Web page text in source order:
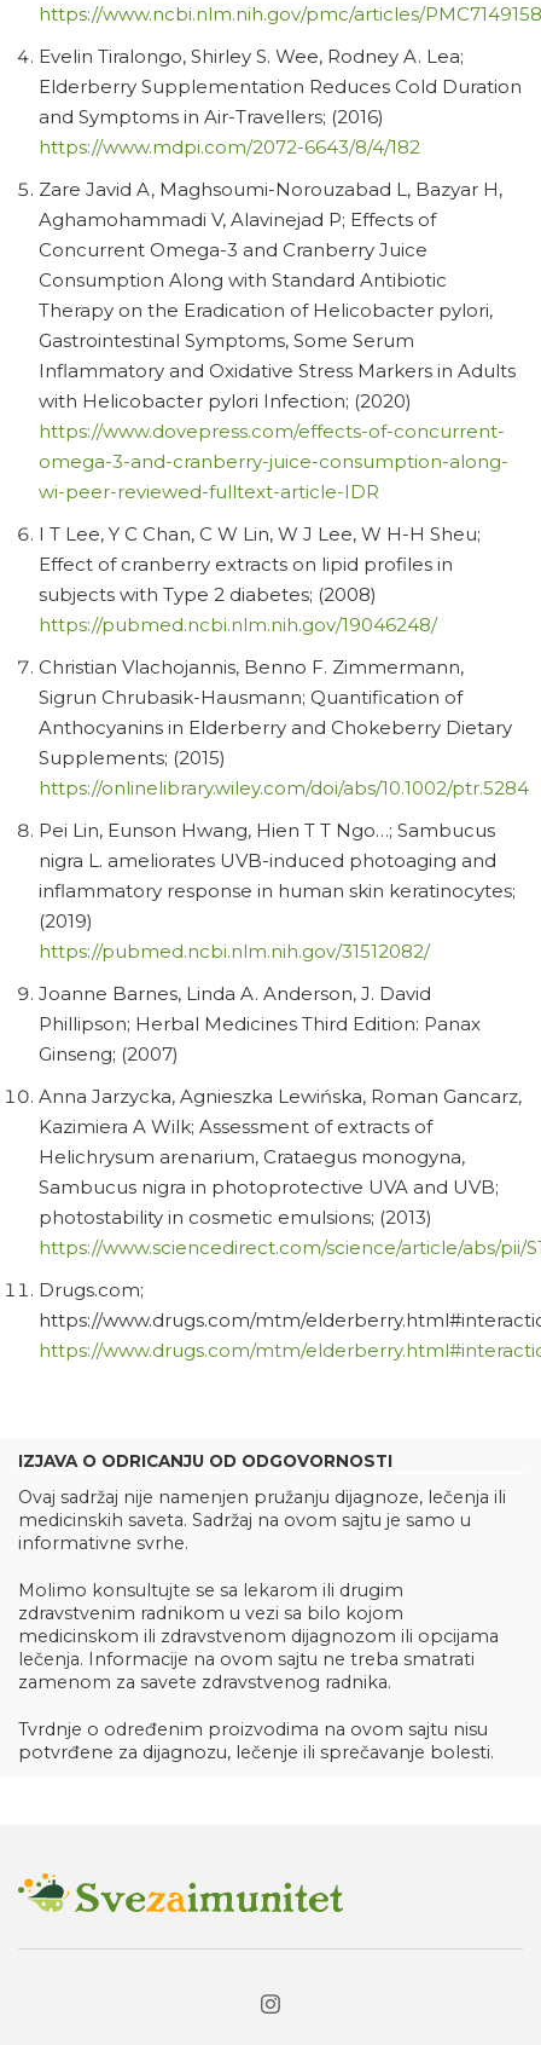
https://www.ncbi.nlm.nih.gov/pmc/articles/
Evelin Tiralongo, Shirley S. Wee, Rodney A. Lea;
Elderberry Supplementation Reduces Cold Duration
and Symptoms in Air-Travellers; (2016)
https://www.mdpi.com/2072-6643/8/4/182
Zare Javid A, Maghsoumi-Norouzabad L, Bazyar H,
Aghamohammadi V, Alavinejad P; Effects of
Concurrent Omega-3 and Cranberry Juice
Consumption Along with Standard Antibiotic
Therapy on the Eradication of Helicobacter pylori,
Gastrointestinal Symptoms, Some Serum
Inflammatory and Oxidative Stress Markers in Adults
with Helicobacter pylori Infection; (2020)
https://www.dovepress.com/effects-of-concurrent-
omega-3-and-cranberry-juice-consumption-along-
wi-peer-reviewed-fulltext-article-IDR
I T Lee, Y C Chan, C W Lin, W J Lee, W H-H Sheu;
Effect of cranberry extracts on lipid profiles in
subjects with Type 2 diabetes; (2008)
https://pubmed.ncbi.nlm.nih.gov/19046248/
Christian Vlachojannis, Benno F. Zimmermann,
Sigrun Chrubasik-Hausmann; Quantification of
Anthocyanins in Elderberry and Chokeberry Dietary
Supplements; (2015)
https://onlinelibrary.wiley.com/doi/abs/10.1002/ptr.5284
Pei Lin, Eunson Hwang, Hien T T Ngo…; Sambucus
nigra L. ameliorates UVB-induced photoaging and
inflammatory response in human skin keratinocytes;
(2019)
https://pubmed.ncbi.nlm.nih.gov/31512082/
Joanne Barnes, Linda A. Anderson, J. David
Phillipson; Herbal Medicines Third Edition: Panax
Ginseng; (2007)
Anna Jarzycka, Agnieszka Lewińska, Roman Gancarz,
Kazimiera A Wilk; Assessment of extracts of
Helichrysum arenarium, Crataegus monogyna,
Sambucus nigra in photoprotective UVA and UVB;
photostability in cosmetic emulsions; (2013)
https://www.sciencedirect.com/science/article/abs/pii/
Drugs.com;
https://www.drugs.com/mtm/
https://www.drugs.com/mtm/
IZJAVA O ODRICANJU OD ODGOVORNOSTI
Ovaj sadržaj nije namenjen pružanju dijagnoze, lečenja ili
medicinskih saveta. Sadržaj na ovom sajtu je samo u
informativne svrhe.
Molimo konsultujte se sa lekarom ili drugim
zdravstvenim radnikom u vezi sa bilo kojom
medicinskom ili zdravstvenom dijagnozom ili opcijama
lečenja. Informacije na ovom sajtu ne treba smatrati
zamenom za savete zdravstvenog radnika.
Tvrdnje o određenim proizvodima na ovom sajtu nisu
potvrđene za dijagnozu, lečenje ili sprečavanje bolesti.